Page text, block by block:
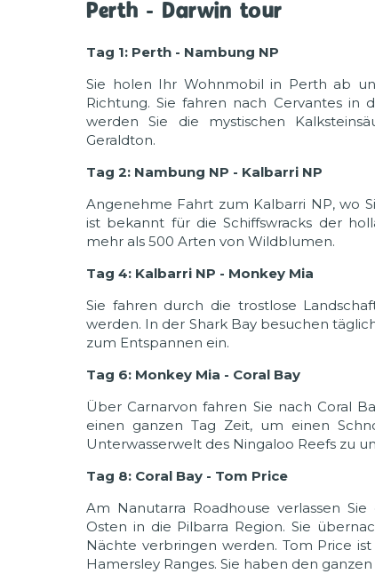
Perth - Darwin tour
Tag 1: Perth - Nambung NP
Sie holen Ihr Wohnmobil in Perth ab
Richtung. Sie fahren nach Cervantes
werden Sie die mystischen
Geraldton.
Tag 2: Nambung NP - Kalbarri NP
Angenehme Fahrt zum Kalbarri NP, wo
ist bekannt für die Schiffswracks der
mehr als 500 Arten von Wildblumen.
Tag 4: Kalbarri NP - Monkey Mia
Sie fahren durch die trostlose
werden. In der Shark Bay besuchen
zum Entspannen ein.
Tag 6: Monkey Mia - Coral Bay
Über Carnarvon fahren Sie nach Coral
einen ganzen Tag Zeit, um einen
Unterwasserwelt des Ningaloo Reefs zu
Tag 8: Coral Bay - Tom Price
Am Nanutarra Roadhouse verlassen
Osten in die Pilbarra Region. Sie
Nächte verbringen werden. Tom Price
Hamersley Ranges. Sie haben den